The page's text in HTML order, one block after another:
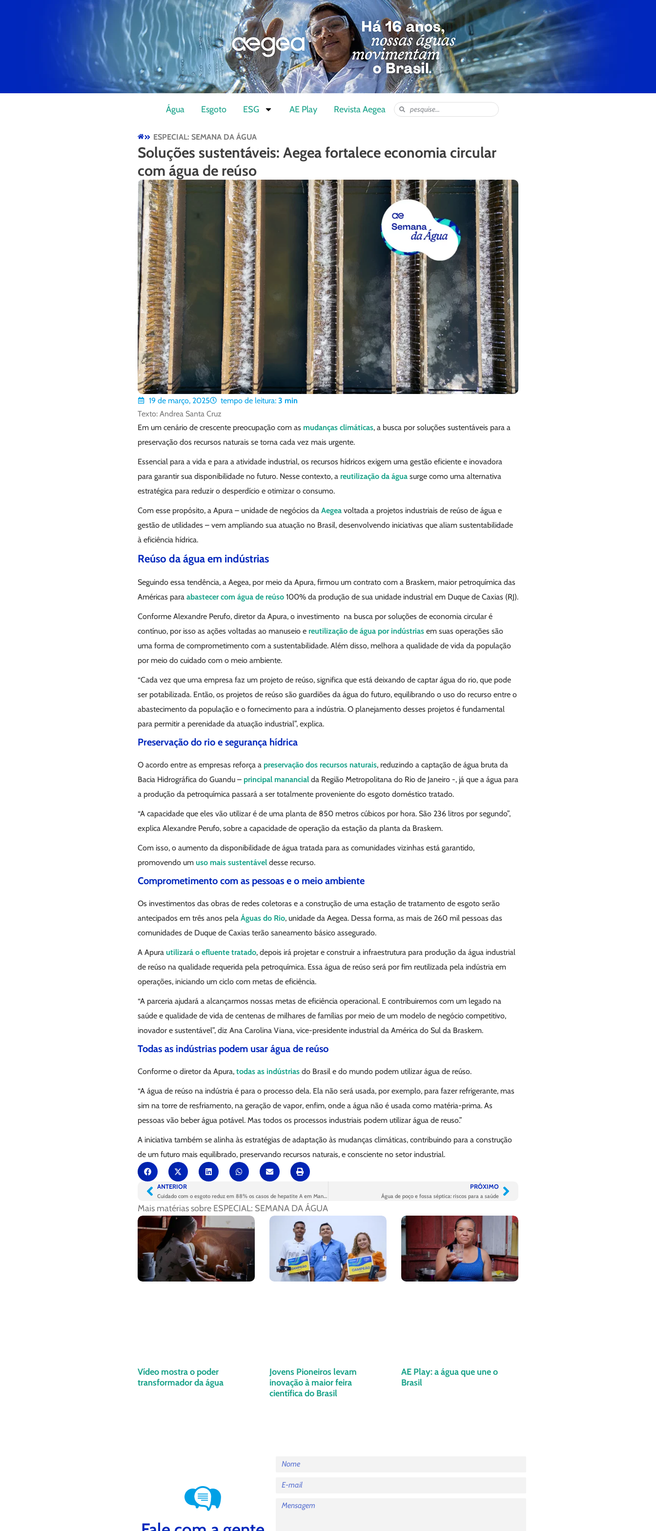
Água Esgoto ESG AE Play Revista Aegea
ESPECIAL: SEMANA DA ÁGUA
Soluções sustentáveis: Aegea fortalece economia circular
com água de reúso
19 de março, 2025 tempo de leitura: 3 min
Texto: Andrea Santa Cruz
Em um cenário de crescente preocupação com as mudanças climáticas, a busca por soluções sustentáveis para a
preservação dos recursos naturais se torna cada vez mais urgente.
Essencial para a vida e para a atividade industrial, os recursos hídricos exigem uma gestão eficiente e inovadora
para garantir sua disponibilidade no futuro. Nesse contexto, a reutilização da água surge como uma alternativa
estratégica para reduzir o desperdício e otimizar o consumo.
Com esse propósito, a Apura – unidade de negócios da Aegea voltada a projetos industriais de reúso de água e
gestão de utilidades – vem ampliando sua atuação no Brasil, desenvolvendo iniciativas que aliam sustentabilidade
à eficiência hídrica.
Reúso da água em indústrias
Seguindo essa tendência, a Aegea, por meio da Apura, firmou um contrato com a Braskem, maior petroquímica das
Américas para abastecer com água de reúso 100% da produção de sua unidade industrial em Duque de Caxias (RJ).
Conforme Alexandre Perufo, diretor da Apura, o investimento na busca por soluções de economia circular é
contínuo, por isso as ações voltadas ao manuseio e reutilização de água por indústrias em suas operações são
uma forma de comprometimento com a sustentabilidade. Além disso, melhora a qualidade de vida da população
por meio do cuidado com o meio ambiente.
“Cada vez que uma empresa faz um projeto de reúso, significa que está deixando de captar água do rio, que pode
ser potabilizada. Então, os projetos de reúso são guardiões da água do futuro, equilibrando o uso do recurso entre o
abastecimento da população e o fornecimento para a indústria. O planejamento desses projetos é fundamental
para permitir a perenidade da atuação industrial”, explica.
Preservação do rio e segurança hídrica
O acordo entre as empresas reforça a preservação dos recursos naturais, reduzindo a captação de água bruta da
Bacia Hidrográfica do Guandu – principal manancial da Região Metropolitana do Rio de Janeiro -, já que a água para
a produção da petroquímica passará a ser totalmente proveniente do esgoto doméstico tratado.
“A capacidade que eles vão utilizar é de uma planta de 850 metros cúbicos por hora. São 236 litros por segundo”,
explica Alexandre Perufo, sobre a capacidade de operação da estação da planta da Braskem.
Com isso, o aumento da disponibilidade de água tratada para as comunidades vizinhas está garantido,
promovendo um uso mais sustentável desse recurso.
Comprometimento com as pessoas e o meio ambiente
Os investimentos das obras de redes coletoras e a construção de uma estação de tratamento de esgoto serão
antecipados em três anos pela Águas do Rio, unidade da Aegea. Dessa forma, as mais de 260 mil pessoas das
comunidades de Duque de Caxias terão saneamento básico assegurado.
A Apura utilizará o efluente tratado, depois irá projetar e construir a infraestrutura para produção da água industrial
de reúso na qualidade requerida pela petroquímica. Essa água de reúso será por fim reutilizada pela indústria em
operações, iniciando um ciclo com metas de eficiência.
“A parceria ajudará a alcançarmos nossas metas de eficiência operacional. E contribuiremos com um legado na
saúde e qualidade de vida de centenas de milhares de famílias por meio de um modelo de negócio competitivo,
inovador e sustentável”, diz Ana Carolina Viana, vice-presidente industrial da América do Sul da Braskem.
Todas as indústrias podem usar água de reúso
Conforme o diretor da Apura, todas as indústrias do Brasil e do mundo podem utilizar água de reúso.
“A água de reúso na indústria é para o processo dela. Ela não será usada, por exemplo, para fazer refrigerante, mas
sim na torre de resfriamento, na geração de vapor, enfim, onde a água não é usada como matéria-prima. As
pessoas vão beber água potável. Mas todos os processos industriais podem utilizar água de reuso.”
A iniciativa também se alinha às estratégias de adaptação às mudanças climáticas, contribuindo para a construção
de um futuro mais equilibrado, preservando recursos naturais, e consciente no setor industrial.
ANTERIOR
Cuidado com o esgoto reduz em 88% os casos de hepatite A em Manaus
PRÓXIMO
Água de poço e fossa séptica: riscos para a saúde
Mais matérias sobre ESPECIAL: SEMANA DA ÁGUA
Vídeo mostra o poder
transformador da água
Jovens Pioneiros levam
inovação à maior feira
científica do Brasil
AE Play: a água que une o
Brasil